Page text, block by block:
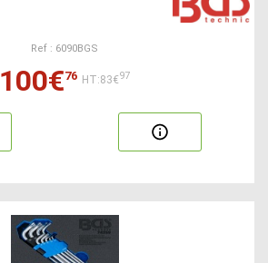
Ref : 6090BGS
100€76 HT:83€97